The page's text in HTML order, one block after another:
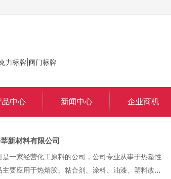
力标牌|阀门标牌
品中心 新闻中心 企业商机
申骋仪器科技有限公司
公司(简称申骋科技)，是国内一家专业从事实验室通用
。产品广泛应用于生物、化工、医药、食品检测、环境